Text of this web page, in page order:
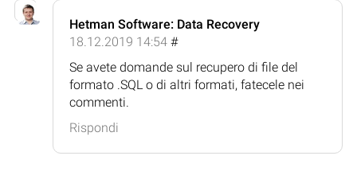
Hetman Software: Data Recovery
18.12.2019 14:54 #
Se avete domande sul recupero di file del
formato .SQL o di altri formati, fatecele nei
commenti.
Rispondi